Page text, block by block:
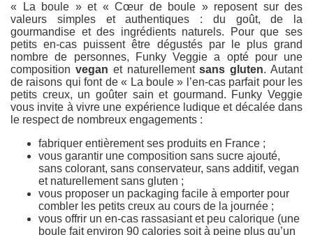
« La boule » et « Cœur de boule » reposent sur des
valeurs simples et authentiques : du goût, de la
gourmandise et des ingrédients naturels. Pour que ses
petits en-cas puissent être dégustés par le plus grand
nombre de personnes, Funky Veggie a opté pour une
composition vegan et naturellementsans gluten. Autant
de raisons qui font de « La boule » l’en-cas parfait pour les
petits creux, un goûter sain et gourmand. Funky Veggie
vous invite à vivre une expérience ludique et décalée dans
le respect de nombreux engagements :
fabriquer entièrement ses produits en France ;
vous garantir une composition sans sucre ajouté,
sans colorant, sans conservateur, sans additif, vegan
et naturellement sans gluten ;
vous proposer un packaging facile à emporter pour
combler les petits creux au cours de la journée ;
vous offrir un en-cas rassasiant et peu calorique (une
boule fait environ 90 calories soit à peine plus qu’un